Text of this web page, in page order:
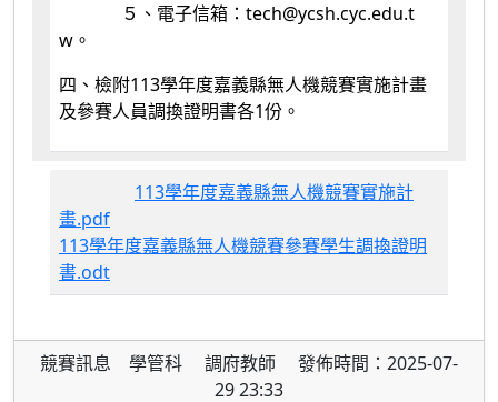
５、電子信箱：tech@ycsh.cyc.edu.t
w。
四、檢附113學年度嘉義縣無人機競賽實施計畫
及參賽人員調換證明書各1份。
113學年度嘉義縣無人機競賽實施計
畫.pdf
113學年度嘉義縣無人機競賽參賽學生調換證明
書.odt
競賽訊息 學管科 調府教師 發佈時間：2025-07-
29 23:33